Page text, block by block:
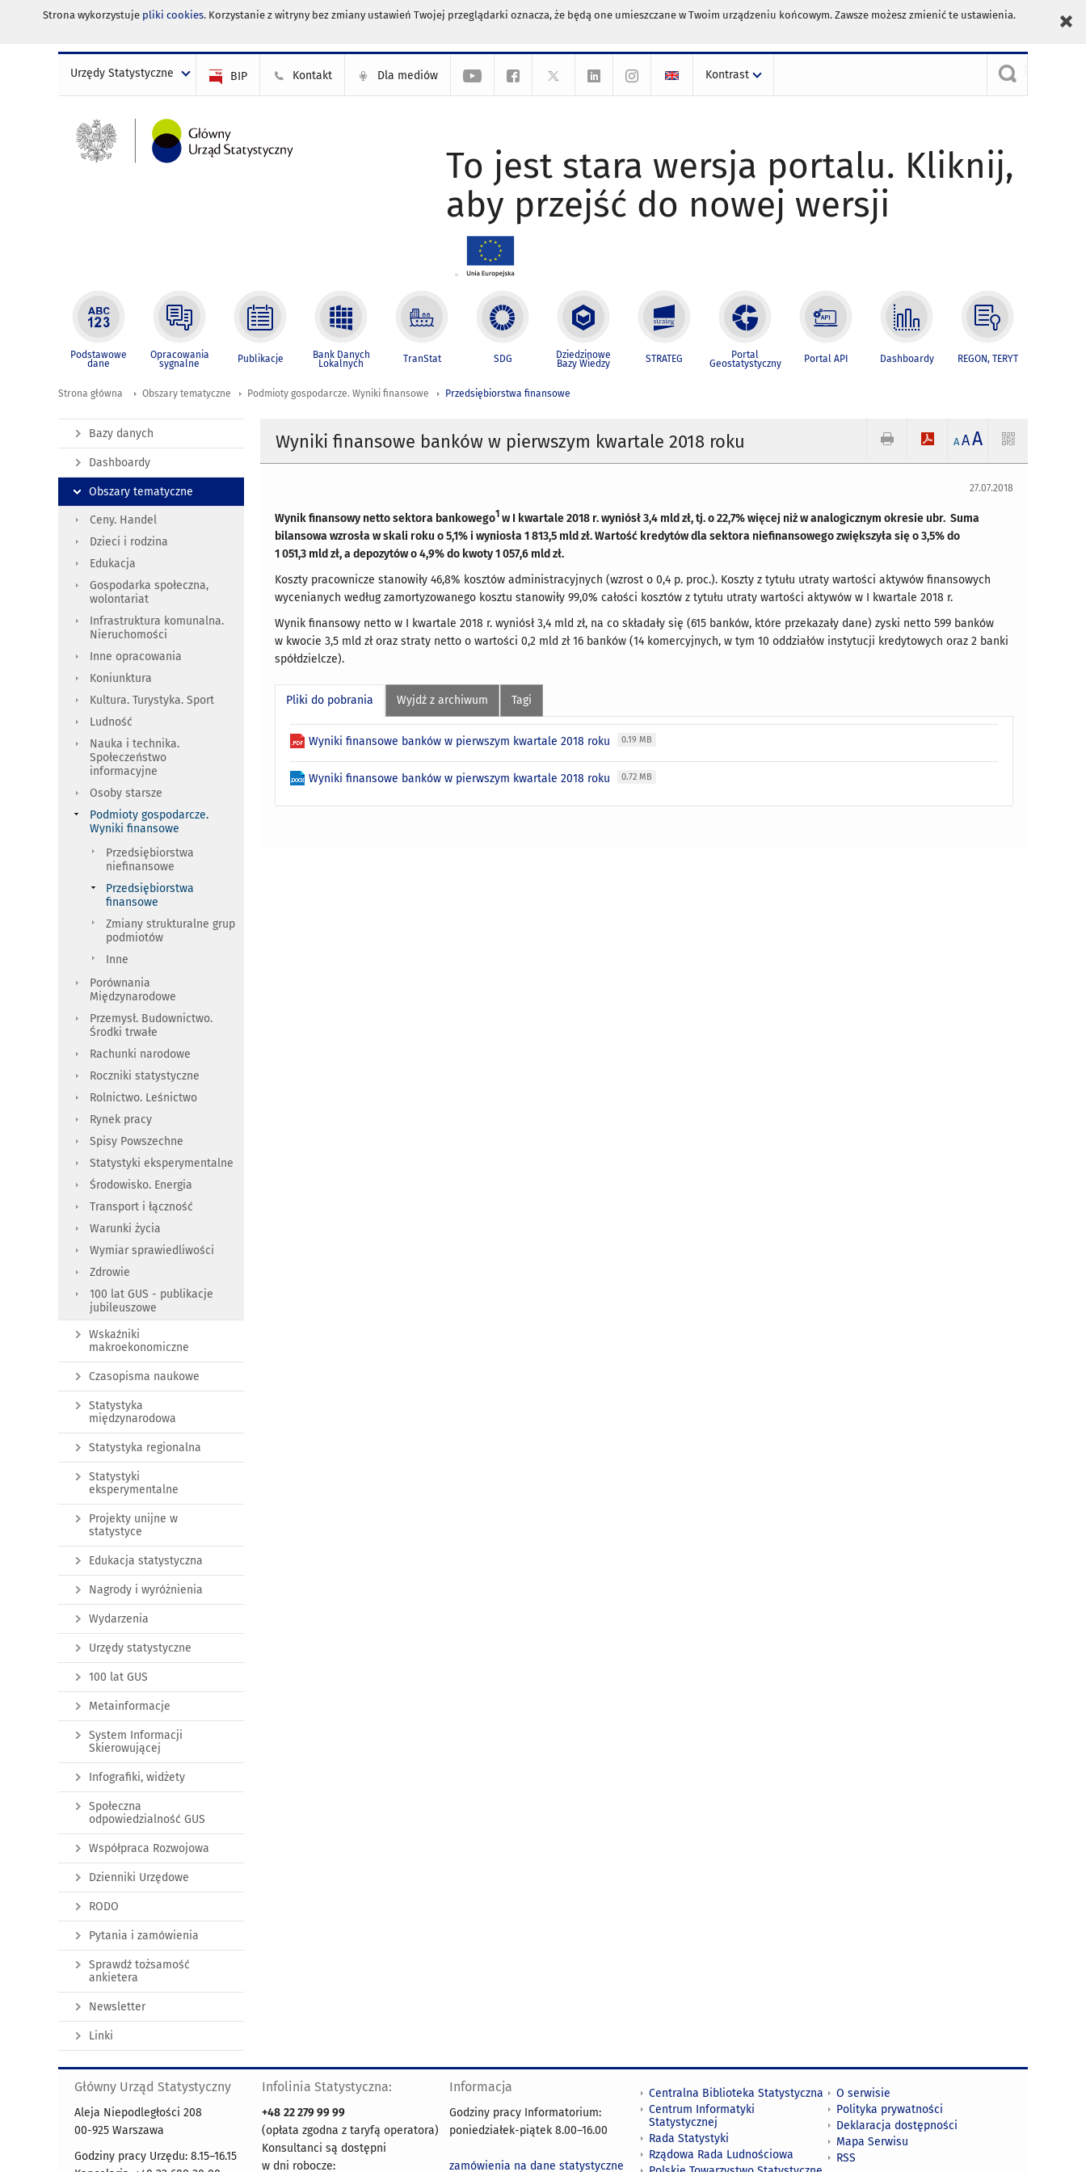
Strona wykorzystuje pliki cookies. Korzystanie z witryny bez zmiany ustawień Twojej przeglądarki oznacza, że będą one umieszczane w Twoim urządzeniu końcowym. Zawsze możesz zmienić te ustawienia.
Urzędy Statystyczne BIP Kontakt Dla mediów Kontrast
To jest stara wersja portalu. Kliknij,
aby przejść do nowej wersji
Podstawowe
dane
Opracowania
sygnalne Publikacje Bank Danych
Lokalnych TranStat SDG Dziedzinowe
Bazy Wiedzy STRATEG Portal
Geostatystyczny Portal API Dashboardy REGON, TERYT
Strona główna Obszary tematyczne Podmioty gospodarcze. Wyniki finansowe Przedsiębiorstwa finansowe
Wyniki finansowe banków w pierwszym kwartale 2018 roku A AA
27.07.2018
Wynik finansowy netto sektora bankowego1 w I kwartale 2018 r. wyniósł 3,4 mld zł, tj. o 22,7% więcej niż w analogicznym okresie ubr. Suma
bilansowa wzrosła w skali roku o 5,1% i wyniosła 1 813,5 mld zł. Wartość kredytów dla sektora niefinansowego zwiększyła się o 3,5% do
1 051,3 mld zł, a depozytów o 4,9% do kwoty 1 057,6 mld zł.
Koszty pracownicze stanowiły 46,8% kosztów administracyjnych (wzrost o 0,4 p. proc.). Koszty z tytułu utraty wartości aktywów finansowych
wycenianych według zamortyzowanego kosztu stanowiły 99,0% całości kosztów z tytułu utraty wartości aktywów w I kwartale 2018 r.
Wynik finansowy netto w I kwartale 2018 r. wyniósł 3,4 mld zł, na co składały się (615 banków, które przekazały dane) zyski netto 599 banków
w kwocie 3,5 mld zł oraz straty netto o wartości 0,2 mld zł 16 banków (14 komercyjnych, w tym 10 oddziałów instytucji kredytowych oraz 2 banki
spółdzielcze).
Pliki do pobrania Wyjdź z archiwum Tagi
Wyniki finansowe banków w pierwszym kwartale 2018 roku 0.19 MB
Wyniki finansowe banków w pierwszym kwartale 2018 roku 0.72 MB
Bazy danych
Dashboardy
Obszary tematyczne
Ceny. Handel
Dzieci i rodzina
Edukacja
Gospodarka społeczna,
wolontariat
Infrastruktura komunalna.
Nieruchomości
Inne opracowania
Koniunktura
Kultura. Turystyka. Sport
Ludność
Nauka i technika.
Społeczeństwo
informacyjne
Osoby starsze
Podmioty gospodarcze.
Wyniki finansowe
Przedsiębiorstwa
niefinansowe
Przedsiębiorstwa
finansowe
Zmiany strukturalne grup
podmiotów
Inne
Porównania
Międzynarodowe
Przemysł. Budownictwo.
Środki trwałe
Rachunki narodowe
Roczniki statystyczne
Rolnictwo. Leśnictwo
Rynek pracy
Spisy Powszechne
Statystyki eksperymentalne
Środowisko. Energia
Transport i łączność
Warunki życia
Wymiar sprawiedliwości
Zdrowie
100 lat GUS - publikacje
jubileuszowe
Wskaźniki
makroekonomiczne
Czasopisma naukowe
Statystyka
międzynarodowa
Statystyka regionalna
Statystyki
eksperymentalne
Projekty unijne w
statystyce
Edukacja statystyczna
Nagrody i wyróżnienia
Wydarzenia
Urzędy statystyczne
100 lat GUS
Metainformacje
System Informacji
Skierowującej
Infografiki, widżety
Społeczna
odpowiedzialność GUS
Współpraca Rozwojowa
Dzienniki Urzędowe
RODO
Pytania i zamówienia
Sprawdź tożsamość
ankietera
Newsletter
Linki
Główny Urząd Statystyczny
Aleja Niepodległości 208
00-925 Warszawa
Godziny pracy Urzędu: 8.15–16.15
Infolinia Statystyczna:
+48 22 279 99 99
(opłata zgodna z taryfą operatora)
Konsultanci są dostępni
w dni robocze:
Informacja
Godziny pracy Informatorium:
poniedziałek-piątek 8.00–16.00
zamówienia na dane statystyczne
Centralna Biblioteka Statystyczna
Centrum Informatyki
Statystycznej
Rada Statystyki
Rządowa Rada Ludnościowa
O serwisie
Polityka prywatności
Deklaracja dostępności
Mapa Serwisu
RSS